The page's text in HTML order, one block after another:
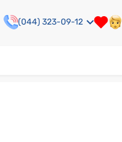
(044) 323-09-12